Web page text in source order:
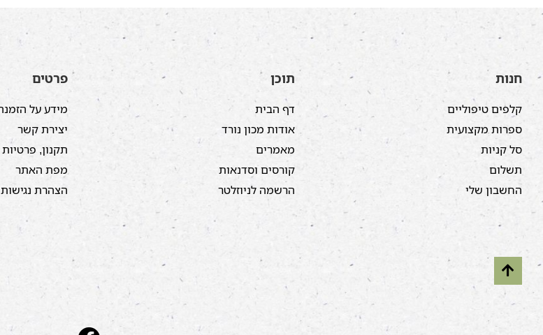
חנות
קלפים טיפוליים
ספרות מקצועית
סל קניות
תשלום
החשבון שלי
תוכן
דף הבית
אודות מכון נורד
מאמרים
קורסים וסדנאות
הרשמה לניוזלטר
פרטים
מידע על
יצירת קשר
תקנון,
מפת האתר
הצהרת נגישות